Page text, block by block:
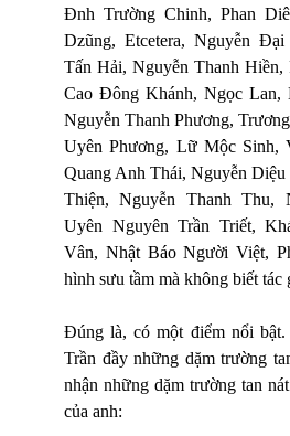
Đnh Trường Chinh, Phan
Dzũng, Etcetera, Nguyễn
Tấn Hải, Nguyễn Thanh Hiền,
Cao Đông Khánh, Ngọc Lan,
Nguyễn Thanh Phương,
Uyên Phương, Lữ Mộc Sinh,
Quang Anh Thái, Nguyễn Diệu
Thiện, Nguyễn Thanh Thu,
Uyên Nguyên Trần Triết,
Vân, Nhật Báo Người Việt,
hình sưu tầm mà không biết tác
Đúng là, có một điểm nổi
Trần đầy những dặm trường
nhận những dặm trường tan
của anh: